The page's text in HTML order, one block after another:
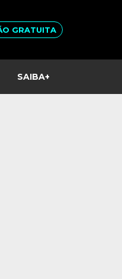
GRATUITA
SAIBA+